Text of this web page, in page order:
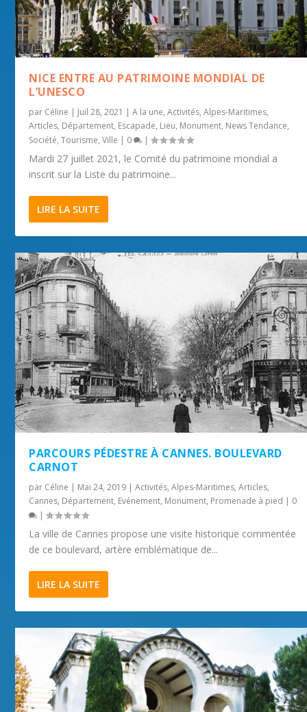
NICE ENTRE AU PATRIMOINE MONDIAL DE
L’UNESCO
par Céline | Juil 28, 2021 |A la une,Activités,Alpes-Maritimes,
Articles, Département, Escapade, Lieu, Monument, News Tendance,
Société,Tourisme,Ville | 0 |
Mardi 27 juillet 2021, le Comité du patrimoine mondial a
inscrit sur la Liste du patrimoine...
LIRE LA SUITE
PARCOURS PÉDESTRE À CANNES. BOULEVARD
CARNOT
par Céline | Mai 24, 2019 |Activités,Alpes-Maritimes,Articles,
Cannes, Département, Evénement, Monument, Promenade à pied | 0
|
La ville de Cannes propose une visite historique commentée
de ce boulevard, artère emblématique de...
LIRE LA SUITE